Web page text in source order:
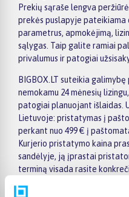
Prekių sąraše lengva
prekės puslapyje
parametrus, apmokėjimą,
sąlygas. Taip galite ramiai
privalumus ir patogiai
BIGBOX.LT suteikia
nemokamu 24 mėnesių
patogiai planuojant išlaidas.
Lietuvoje: pristatymas į
perkant nuo 499 € į
Kurjerio pristatymo kaina
sandėlyje, ją įprastai
terminą visada rasite
Pasirinkę tinkamą prekę iš